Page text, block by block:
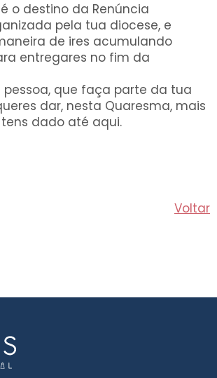
o destino da Renúncia
pela tua diocese, e
de ires acumulando
entregares no fim da
pessoa, que faça parte da tua
dar, nesta Quaresma, mais
dado até aqui.
Voltar